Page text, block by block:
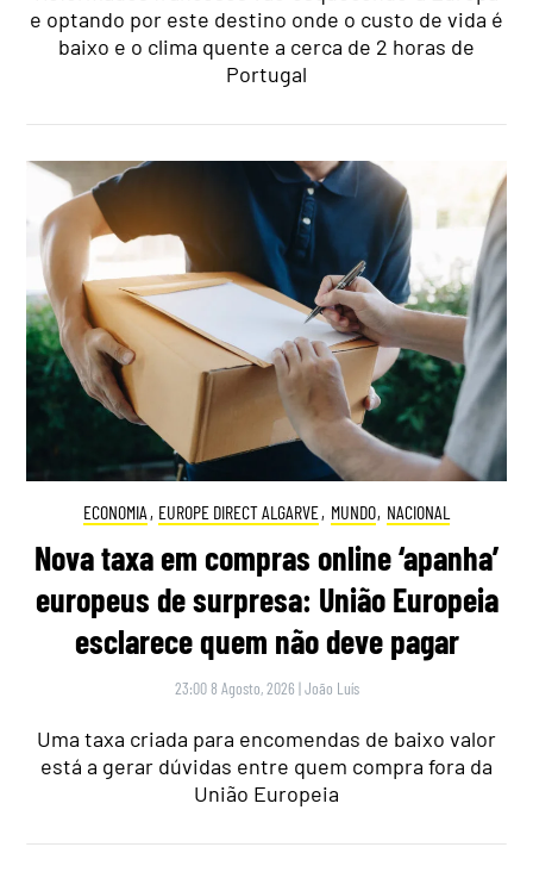
e optando por este destino onde o custo de vida é
baixo e o clima quente a cerca de 2 horas de
Portugal
ECONOMIA , EUROPE DIRECT ALGARVE, MUNDO, NACIONAL
Nova taxa em compras online ‘apanha’
europeus de surpresa: União Europeia
esclarece quem não deve pagar
23:00 8 Agosto, 2026 |João Luís
Uma taxa criada para encomendas de baixo valor
está a gerar dúvidas entre quem compra fora da
União Europeia